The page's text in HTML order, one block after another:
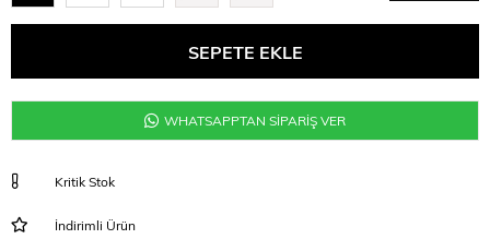
WHATSAPPTAN SİPARİŞ VER
Kritik Stok
İndirimli Ürün